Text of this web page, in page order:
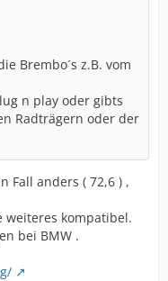
Brembo´s z.B. vom
n play oder gibts
Radträgern oder der
Fall anders ( 72,6 ) ,
weiteres kompatibel.
bei BMW .